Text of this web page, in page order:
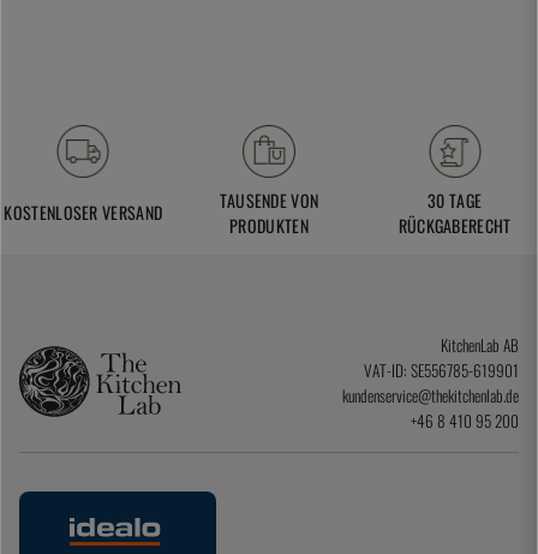
KOSTENLOSER VERSAND
TAUSENDE VON
PRODUKTEN
30 TAGE
RÜCKGABERECHT
KitchenLab AB
VAT-ID: SE556785-619901
kundenservice@thekitchenlab.de
+46 8 410 95 200